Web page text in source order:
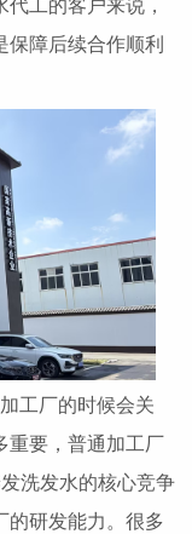
工的客户来说，
障后续合作顺利
工厂的时候会关
重要，普通加工厂
洗发水的核心竞争
的研发能力。很多